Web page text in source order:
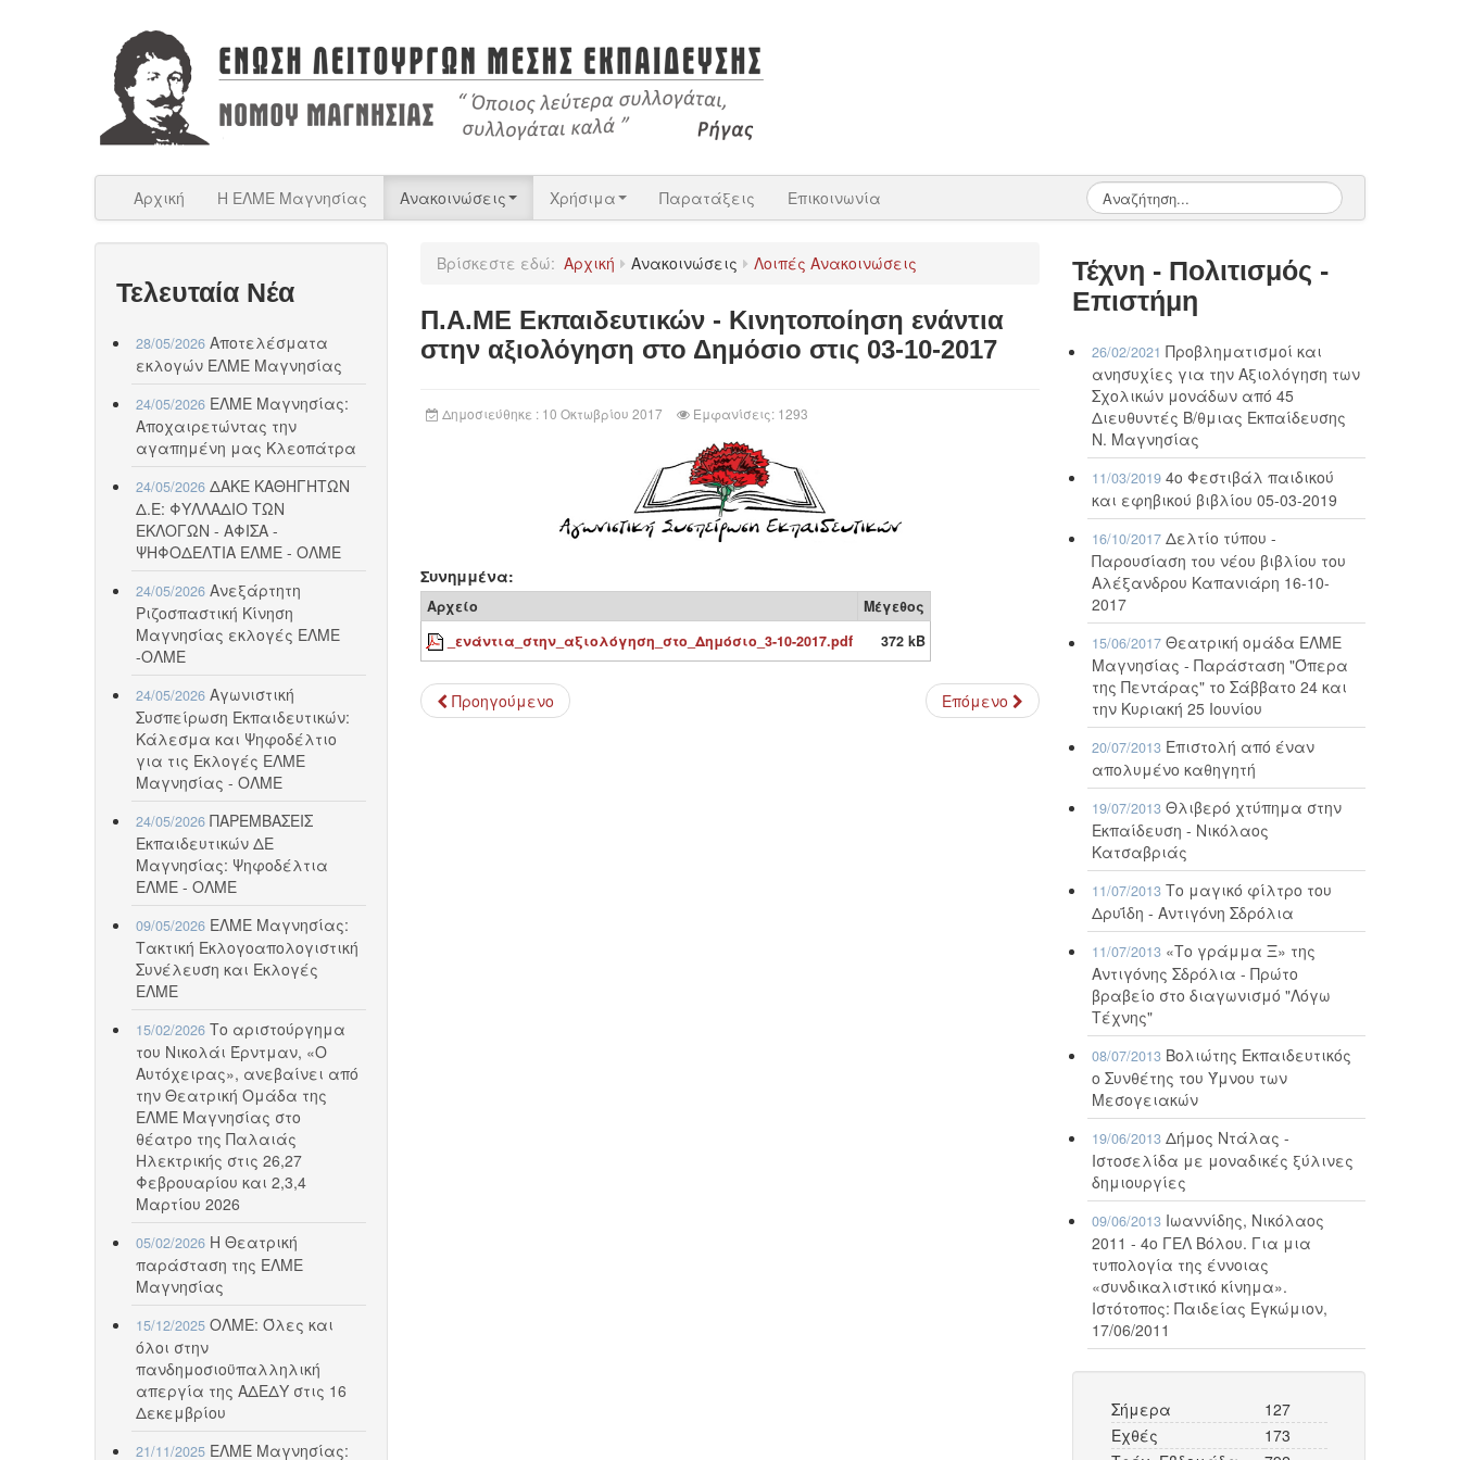
Αρχική Η ΕΛΜΕ Μαγνησίας Ανακοινώσεις Χρήσιμα Παρατάξεις Επικοινωνία
Τελευταία Νέα
28/05/2026 Αποτελέσματα
εκλογών ΕΛΜΕ Μαγνησίας
24/05/2026 ΕΛΜΕ Μαγνησίας:
Αποχαιρετώντας την
αγαπημένη μας Κλεοπάτρα
24/05/2026 ΔΑΚΕ ΚΑΘΗΓΗΤΩΝ
Δ.Ε: ΦΥΛΛΑΔΙΟ ΤΩΝ
ΕΚΛΟΓΩΝ - ΑΦΙΣΑ -
ΨΗΦΟΔΕΛΤΙΑ ΕΛΜΕ - ΟΛΜΕ
24/05/2026 Ανεξάρτητη
Ριζοσπαστική Κίνηση
Μαγνησίας εκλογές ΕΛΜΕ
-ΟΛΜΕ
24/05/2026 Αγωνιστική
Συσπείρωση Εκπαιδευτικών:
Κάλεσμα και Ψηφοδέλτιο
για τις Εκλογές ΕΛΜΕ
Μαγνησίας - ΟΛΜΕ
24/05/2026 ΠΑΡΕΜΒΑΣΕΙΣ
Εκπαιδευτικών ΔΕ
Μαγνησίας: Ψηφοδέλτια
ΕΛΜΕ - ΟΛΜΕ
09/05/2026 ΕΛΜΕ Μαγνησίας:
Τακτική Εκλογοαπολογιστική
Συνέλευση και Εκλογές
ΕΛΜΕ
15/02/2026 Το αριστούργημα
του Νικολάι Έρντμαν, «Ο
Αυτόχειρας», ανεβαίνει από
την Θεατρική Ομάδα της
ΕΛΜΕ Μαγνησίας στο
θέατρο της Παλαιάς
Ηλεκτρικής στις 26,27
Φεβρουαρίου και 2,3,4
Μαρτίου 2026
05/02/2026 Η Θεατρική
παράσταση της ΕΛΜΕ
Μαγνησίας
15/12/2025 ΟΛΜΕ: Όλες και
όλοι στην
πανδημοσιοϋπαλληλική
απεργία της ΑΔΕΔΥ στις 16
Δεκεμβρίου
21/11/2025 ΕΛΜΕ Μαγνησίας:
Βρίσκεστε εδώ: Αρχική Ανακοινώσεις Λοιπές Ανακοινώσεις
Π.Α.ΜΕ Εκπαιδευτικών - Κινητοποίηση ενάντια
στην αξιολόγηση στο Δημόσιο στις 03-10-2017
Δημοσιεύθηκε : 10 Οκτωβρίου 2017 Εμφανίσεις: 1293
Συνημμένα:
Αρχείο
Μέγεθος
_ενάντια_στην_αξιολόγηση_στο_Δημόσιο_3-10-2017.pdf
372 kB
Προηγούμενο Επόμενο
Τέχνη - Πολιτισμός -
Επιστήμη
26/02/2021 Προβληματισμοί και
ανησυχίες για την Αξιολόγηση των
Σχολικών μονάδων από 45
Διευθυντές Β/θμιας Εκπαίδευσης
Ν. Μαγνησίας
11/03/2019 4ο Φεστιβάλ παιδικού
και εφηβικού βιβλίου 05-03-2019
16/10/2017 Δελτίο τύπου -
Παρουσίαση του νέου βιβλίου του
Αλέξανδρου Καπανιάρη 16-10-
2017
15/06/2017 Θεατρική ομάδα ΕΛΜΕ
Μαγνησίας - Παράσταση "Όπερα
της Πεντάρας" το Σάββατο 24 και
την Κυριακή 25 Ιουνίου
20/07/2013 Επιστολή από έναν
απολυμένο καθηγητή
19/07/2013 Θλιβερό χτύπημα στην
Εκπαίδευση - Νικόλαος
Κατσαβριάς
11/07/2013 Το μαγικό φίλτρο του
Δρυΐδη - Αντιγόνη Σδρόλια
11/07/2013 «Το γράμμα Ξ» της
Αντιγόνης Σδρόλια - Πρώτο
βραβείο στο διαγωνισμό "Λόγω
Τέχνης"
08/07/2013 Βολιώτης Εκπαιδευτικός
ο Συνθέτης του Ύμνου των
Μεσογειακών
19/06/2013 Δήμος Ντάλας -
Ιστοσελίδα με μοναδικές ξύλινες
δημιουργίες
09/06/2013 Ιωαννίδης, Νικόλαος
2011 - 4ο ΓΕΛ Βόλου. Για μια
τυπολογία της έννοιας
«συνδικαλιστικό κίνημα».
Ιστότοπος: Παιδείας Εγκώμιον,
17/06/2011
Σήμερα
127
Εχθές
173